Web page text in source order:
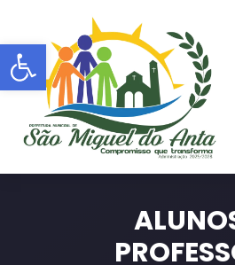
Barra de Ferramentas Aberta
o
conteúdo